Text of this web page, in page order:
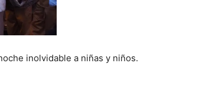
inolvidable a niñas y niños.